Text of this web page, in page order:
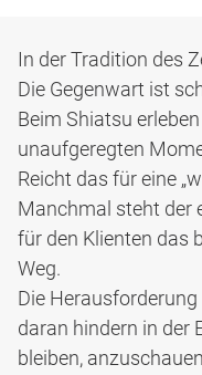
In der Tradition des
Die Gegenwart ist
Beim Shiatsu
unaufgeregten
Reicht das für eine
Manchmal steht der
für den Klienten das
Weg.
Die
daran hindern in der
bleiben,
Stufe 5
Stufe 6
Stufe 7